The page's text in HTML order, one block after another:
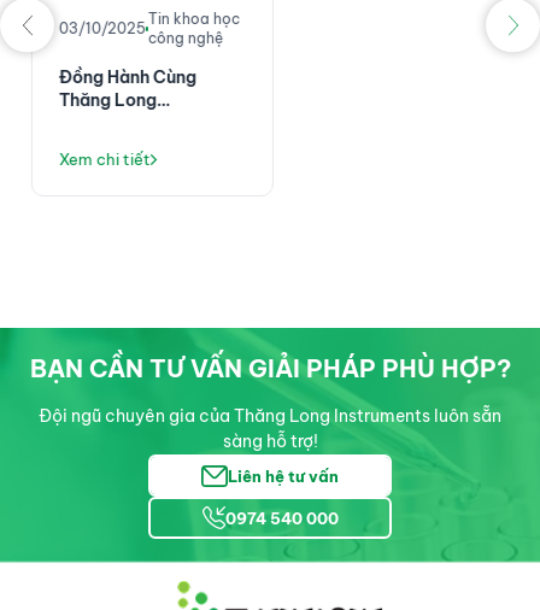
03/10/2025
Tin khoa học
công nghệ
Đồng Hành Cùng
Thăng Long
Chỉ Là Máy Lọc Nước,
Mà Là Giải Pháp Vận
Hành Phòng Thí
Xem chi tiết
BẠN CẦN TƯ VẤN GIẢI PHÁP PHÙ HỢP?
Đội ngũ chuyên gia của Thăng Long Instruments luôn sẵn
sàng hỗ trợ!
Liên hệ tư vấn
0974 540 000